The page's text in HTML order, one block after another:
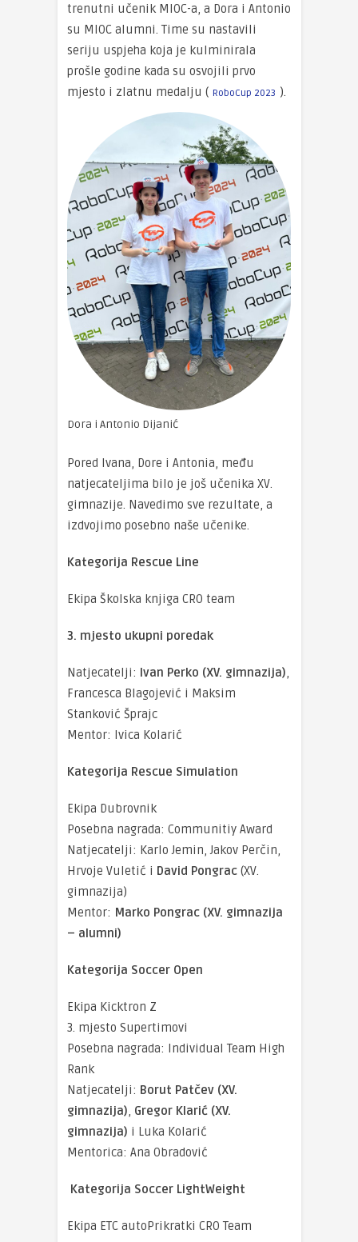
trenutni učenik MIOC-a, a Dora i Antonio
su MIOC alumni. Time su nastavili
seriju uspjeha koja je kulminirala
prošle godine kada su osvojili prvo
mjesto i zlatnu medalju ( RoboCup 2023 ).
Dora i Antonio Dijanić
Pored Ivana, Dore i Antonia, među
natjecateljima bilo je još učenika XV.
gimnazije. Navedimo sve rezultate, a
izdvojimo posebno naše učenike.
Kategorija Rescue Line
Ekipa Školska knjiga CRO team
3. mjesto ukupni poredak
Natjecatelji: Ivan Perko (XV. gimnazija),
Francesca Blagojević i Maksim
Stanković Šprajc
Mentor: Ivica Kolarić
Kategorija Rescue Simulation
Ekipa Dubrovnik
Posebna nagrada: Communitiy Award
Natjecatelji: Karlo Jemin, Jakov Perčin,
Hrvoje Vuletić i David Pongrac (XV.
gimnazija)
Mentor: Marko Pongrac (XV. gimnazija
– alumni)
Kategorija Soccer Open
Ekipa Kicktron Z
3. mjesto Supertimovi
Posebna nagrada: Individual Team High
Rank
Natjecatelji: Borut Patčev (XV.
gimnazija), Gregor Klarić (XV.
gimnazija) i Luka Kolarić
Mentorica: Ana Obradović
Kategorija Soccer LightWeight
Ekipa ETC autoPrikratki CRO Team